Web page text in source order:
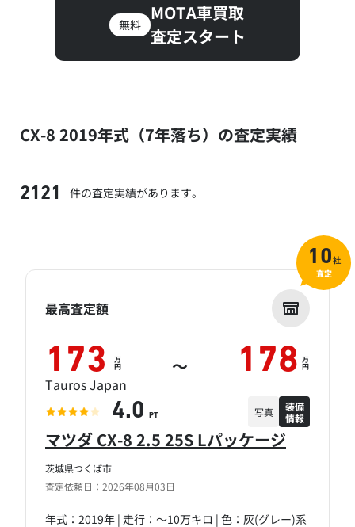
無料
MOTA車買取
査定スタート
CX-8 2019年式（7年落ち）の査定実績
2121 件の査定実績があります。
茨城県つくば市
査定依頼日：2026年08月03日
マツダ CX-8 2.5 25S Lパッケージ
年式：2019年 | 走行：～10万キロ | 色：灰(グレー)系
最高査定額
173 万
円 ～ 178 万
円
Tauros Japan
4.0 PT 写真
装備
情報
10社
査定